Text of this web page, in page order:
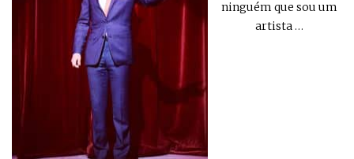
ninguém que sou um
artista…